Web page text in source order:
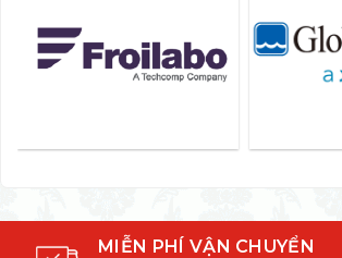
MIỄN PHÍ VẬN CHUYỂN